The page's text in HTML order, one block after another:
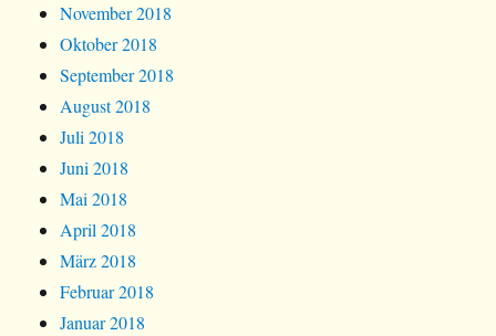
November 2018
Oktober 2018
September 2018
August 2018
Juli 2018
Juni 2018
Mai 2018
April 2018
März 2018
Februar 2018
Januar 2018